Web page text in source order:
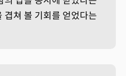
겹쳐 볼 기회를 얻었다는